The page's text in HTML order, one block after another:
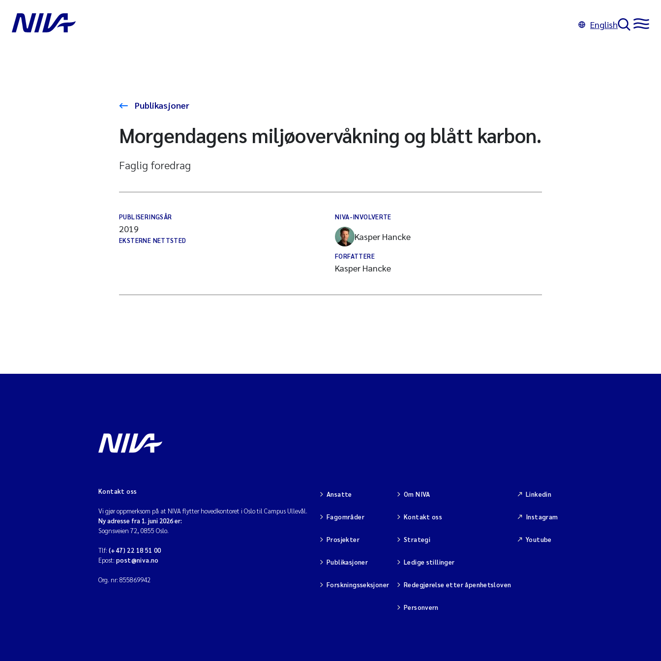
English
Publikasjoner
Morgendagens miljøovervåkning og blått karbon.
Faglig foredrag
PUBLISERINGSÅR
2019
EKSTERNE NETTSTED
NIVA-INVOLVERTE
Kasper Hancke
FORFATTERE
Kasper Hancke
Kontakt oss
Vi gjør oppmerksom på at NIVA flytter hovedkontoret i Oslo til Campus Ullevål.
Ny adresse fra 1. juni 2026 er:
Sognsveien 72, 0855 Oslo.
Tlf: (+47) 22 18 51 00
Epost: post@niva.no
Org. nr: 855869942
Ansatte
Fagområder
Prosjekter
Publikasjoner
Forskningsseksjoner
Om NIVA
Kontakt oss
Strategi
Ledige stillinger
Redegjørelse etter åpenhetsloven
Personvern
Linkedin
Instagram
Youtube